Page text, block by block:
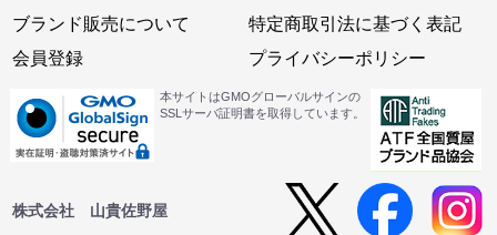
ブランド販売について
会員登録
特定商取引法に基づく表記
プライバシーポリシー
本サイトはGMOグローバルサインの
SSLサーバ証明書を取得しています。
株式会社 山貴佐野屋